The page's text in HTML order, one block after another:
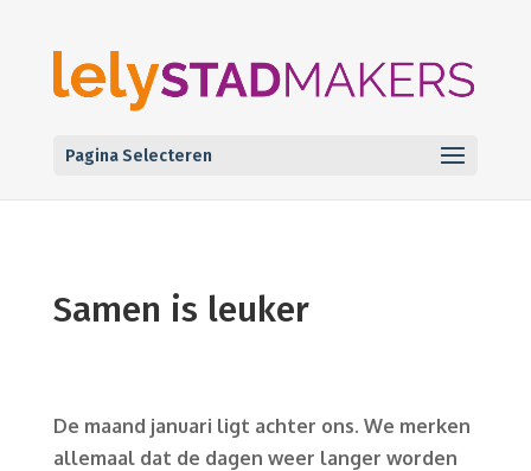
Pagina Selecteren
Samen is leuker
De maand januari ligt achter ons. We merken
allemaal dat de dagen weer langer worden